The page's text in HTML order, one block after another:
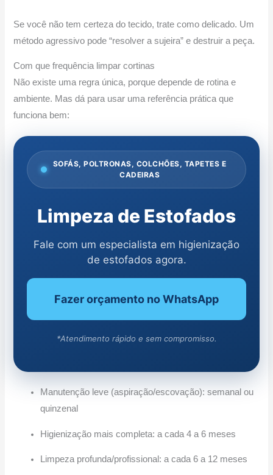
Se você não tem certeza do tecido, trate como delicado. Um
método agressivo pode “resolver a sujeira” e destruir a peça.
Com que frequência limpar cortinas
Não existe uma regra única, porque depende de rotina e
ambiente. Mas dá para usar uma referência prática que
funciona bem:
SOFÁS, POLTRONAS, COLCHÕES, TAPETES E
CADEIRAS
Limpeza de Estofados
Fale com um especialista em higienização
de estofados agora.
Fazer orçamento no WhatsApp
*Atendimento rápido e sem compromisso.
Manutenção leve (aspiração/escovação): semanal ou
quinzenal
Higienização mais completa: a cada 4 a 6 meses
Limpeza profunda/profissional: a cada 6 a 12 meses